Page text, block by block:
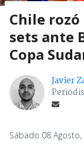
Chile
sets ante
Copa
Javier
Sábado 08